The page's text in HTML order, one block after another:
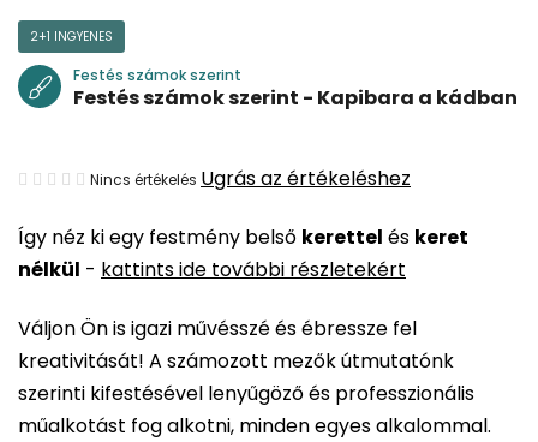
Így néz ki egy festmény belső kerettel és keret
nélkül - kattints ide további részletekért
Váljon Ön is igazi művésszé és ébressze fel
kreativitását! A számozott mezők útmutatónk
szerinti kifestésével lenyűgöző és professzionális
műalkotást fog alkotni, minden egyes alkalommal.
2+1 INGYENES
Festés számok szerint
Festés számok szerint - Kapibara a kádban
A
átlagos
értékelése
ből
0,0
csillag.
Nincs értékelés Ugrás az értékeléshez